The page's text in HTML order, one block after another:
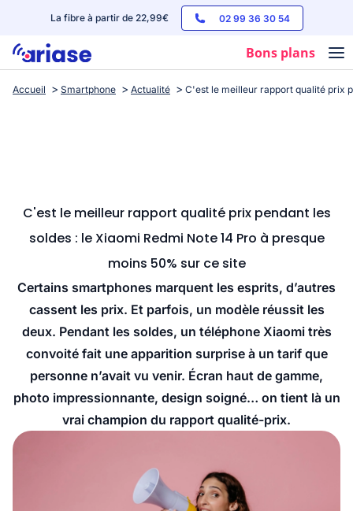
La fibre à partir de 22,99€ 02 99 36 30 54
Bons plans
Box internet
Streaming
Accueil Smartphone Actualité C'est le meilleur rapport qualité prix
C'est le meilleur rapport qualité prix pendant les
soldes : le Xiaomi Redmi Note 14 Pro à presque
moins 50% sur ce site
Certains smartphones marquent les esprits, d’autres
cassent les prix. Et parfois, un modèle réussit les
deux. Pendant les soldes, un téléphone Xiaomi très
convoité fait une apparition surprise à un tarif que
personne n’avait vu venir. Écran haut de gamme,
photo impressionnante, design soigné… on tient là un
vrai champion du rapport qualité-prix.